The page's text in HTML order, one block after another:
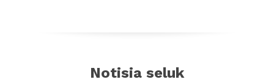
Notisia seluk